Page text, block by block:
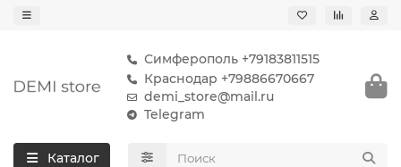
Симферополь +79183811515
Краснодар +79886670667
demi_store@mail.ru
Telegram
Каталог